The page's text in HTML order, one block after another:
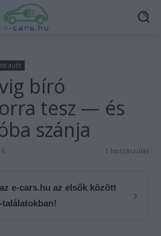
autó
bíró
tesz — és
szánja
1 hozzászólás
e-cars.hu az elsők között
találatokban!
›